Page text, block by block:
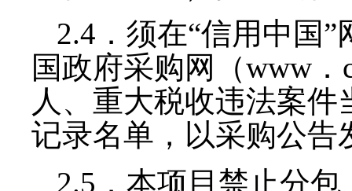
2.4 ．须在“信用中国”
国政府采购网（www ．
人、重大税收违法案
记录名单，以采购公告
2.5 ．本项目禁止分